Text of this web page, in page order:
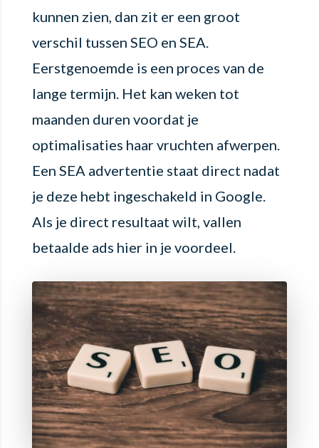
kunnen zien, dan zit er een groot
verschil tussen SEO en SEA.
Eerstgenoemde is een proces van de
lange termijn. Het kan weken tot
maanden duren voordat je
optimalisaties haar vruchten afwerpen.
Een SEA advertentie staat direct nadat
je deze hebt ingeschakeld in Google.
Als je direct resultaat wilt, vallen
betaalde ads hier in je voordeel.